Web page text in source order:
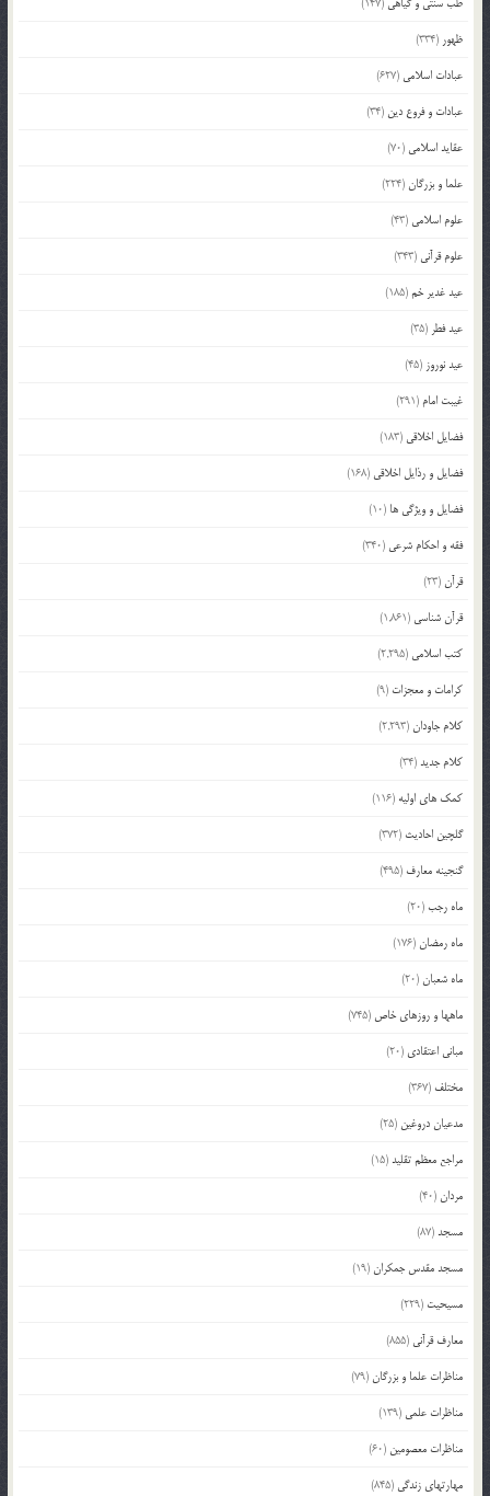
ظهور (334)
عبادات اسلامی (627)
عبادات و فروع دین (34)
عقاید اسلامی (70)
علما و بزرگان(224)
علوم اسلامی (43)
علوم قرآنی (343)
عید غدیر خم(185)
عید فطر (35)
عید نوروز (45)
غیبت امام (291)
فضایل اخلاقی (183)
فضایل و رذایل اخلاقی (168)
فضایل و ویژگی ها (10)
فقه و احکام شرعی (340)
قرآن(23)
قرآن شناسی (1,861)
کتب اسلامی (2,295)
کرامات و معجزات (9)
کلام جاودان(2,293)
کلام جدید(34)
کمک های اولیه (116)
گلچین احادیث (372)
گنجینه معارف (495)
ماه رجب(20)
ماه رمضان(176)
ماه شعبان(20)
ماهها و روزهای خاص (745)
مبانی اعتقادی (20)
مختلف (367)
مدعیان دروغین (25)
مراجع معظم تقلید(15)
مردان(40)
مسجد(87)
مسجد مقدس جمکران(19)
مسیحیت (229)
معارف قرآنی (855)
مناظرات علما و بزرگان(79)
مناظرات علمی (139)
مناظرات معصومین (60)
مهارتهای زندگی (845)